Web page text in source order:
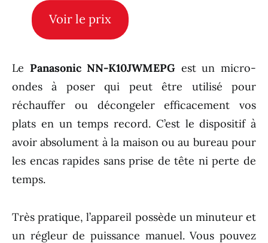
Voir le prix
Le Panasonic NN-K10JWMEPG est un micro-
ondes à poser qui peut être utilisé pour
réchauffer ou décongeler efficacement vos
plats en un temps record. C’est le dispositif à
avoir absolument à la maison ou au bureau pour
les encas rapides sans prise de tête ni perte de
temps.
Très pratique, l’appareil possède un minuteur et
un régleur de puissance manuel. Vous pouvez